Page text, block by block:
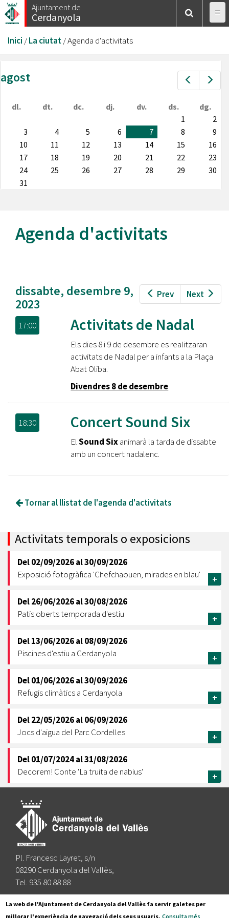
Vés
al
Ajuntament de
Cerdanyola
Esteu
aquí
Inici /La ciutat/Agenda d'activitats
Prev
agost
dl. dt. dc. dj. dv. ds.
dg.
1
2
3
4 5 6 7 8
9
10
11 12 13 14 15
16
17
18 19 20 21 22
23
24
25 26 27 28 29
30
31
Agenda d'activitats
Prev Next
dissabte, desembre 9,
2023
17:00 Activitats de Nadal
Els dies 8 i 9 de desembre es realitzaran
activitats de Nadal per a infants a la Plaça
Abat Oliba.
Divendres 8 de desembre
18:30 Concert Sound Six
ElSound Sixanimarà la tarda de dissabte
amb un concert nadalenc.
Tornar al llistat de l'agenda d'activitats
Activitats temporals o exposicions
Del02/09/2026al30/09/2026
Exposició fotogràfica 'Chefchaouen, mirades en blau'
+
Del26/06/2026al30/08/2026
Patis oberts temporada d'estiu
+
Del13/06/2026al08/09/2026
Piscines d'estiu a Cerdanyola
+
Del01/06/2026al30/09/2026
Refugis climàtics a Cerdanyola
+
Del22/05/2026al06/09/2026
Jocs d'aigua del Parc Cordelles
+
Del01/07/2024al31/08/2026
Decorem! Conte 'La truita de nabius'
+
Pl. Francesc Layret, s/n
08290 Cerdanyola del Vallès,
Tel. 935 80 88 88
Segueix-nos a:
La web de l'Ajuntament de Cerdanyola del Vallès fa servir galetes per
millorar l'experiència de navegació dels seus usuaris. Consulta més